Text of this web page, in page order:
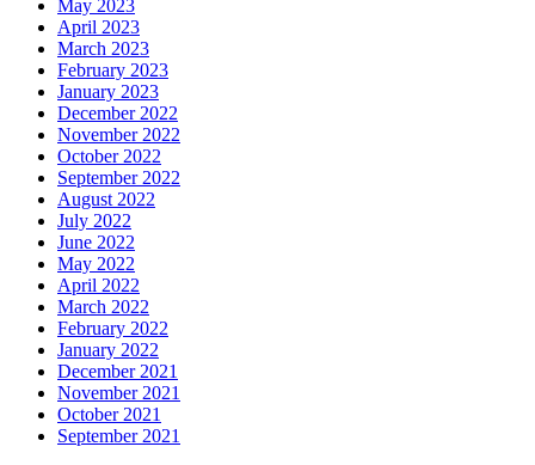
May 2023
April 2023
March 2023
February 2023
January 2023
December 2022
November 2022
October 2022
September 2022
August 2022
July 2022
June 2022
May 2022
April 2022
March 2022
February 2022
January 2022
December 2021
November 2021
October 2021
September 2021